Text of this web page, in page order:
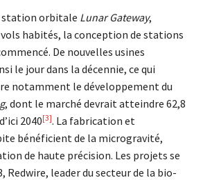
station orbitale Lunar Gateway,
habités, la conception de stations
De nouvelles usines
le jour dans la décennie, ce qui
notamment le développement du
, dont le marché devrait atteindre 62,8
2040[3]. La fabrication et
bénéficient de la microgravité,
de haute précision. Les projets se
Redwire, leader du secteur de la bio-